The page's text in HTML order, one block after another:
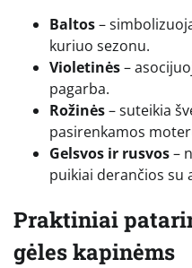
Baltos–
kuriuo sezonu.
Violetinės–
pagarba.
Rožinės– suteikia
pasirenkamos
Gelsvos ir rusvos–
puikiai derančios su
Praktiniai
gėles kapinėms